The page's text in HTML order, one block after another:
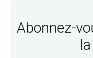
Abonnez-